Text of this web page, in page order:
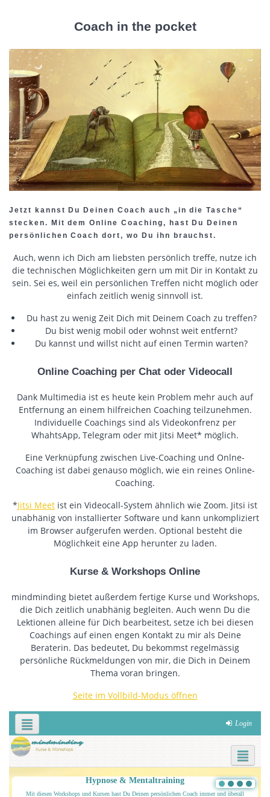
Coach in the pocket
Jetzt kannst Du Deinen Coach auch „in die Tasche“
stecken. Mit dem Online Coaching, hast Du Deinen
persönlichen Coach dort, wo Du ihn brauchst.
Auch, wenn ich Dich am liebsten persönlich treffe, nutze ich
die technischen Möglichkeiten gern um mit Dir in Kontakt zu
sein. Sei es, weil ein persönlichen Treffen nicht möglich oder
einfach zeitlich wenig sinnvoll ist.
Du hast zu wenig Zeit Dich mit Deinem Coach zu treffen?
Du bist wenig mobil oder wohnst weit entfernt?
Du kannst und willst nicht auf einen Termin warten?
Online Coaching per Chat oder Videocall
Dank Multimedia ist es heute kein Problem mehr auch auf
Entfernung an einem hilfreichen Coaching teilzunehmen.
Individuelle Coachings sind als Videokonfrenz per
WhahtsApp, Telegram oder mit Jitsi Meet* möglich.
Eine Verknüpfung zwischen Live-Coaching und Onlne-
Coaching ist dabei genauso möglich, wie ein reines Online-
Coaching.
*Jitsi Meet ist ein Videocall-System ähnlich wie Zoom. Jitsi ist
unabhänig von installierter Software und kann unkompliziert
im Browser aufgerufen werden. Optional besteht die
Möglichkeit eine App herunter zu laden.
Kurse & Workshops Online
mindminding bietet außerdem fertige Kurse und Workshops,
die Dich zeitlich unabhänig begleiten. Auch wenn Du die
Lektionen alleine für Dich bearbeitest, setze ich bei diesen
Coachings auf einen engen Kontakt zu mir als Deine
Beraterin. Das bedeutet, Du bekommst regelmässig
persönliche Rückmeldungen von mir, die Dich in Deinem
Thema voran bringen.
Seite im Vollbild-Modus öffnen